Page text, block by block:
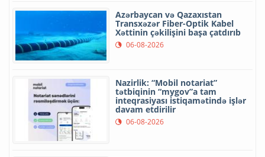
Azərbaycan və Qazaxıstan
Transxəzər Fiber-Optik Kabel
Xəttinin çəkilişini başa çatdırıb
06-08-2026
Nazirlik: “Mobil notariat”
tətbiqinin “mygov”a tam
inteqrasiyası istiqamətində işlər
davam etdirilir
06-08-2026